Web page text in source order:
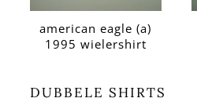
american eagle (a)
1995 wielershirt
DUBBELE SHIRTS